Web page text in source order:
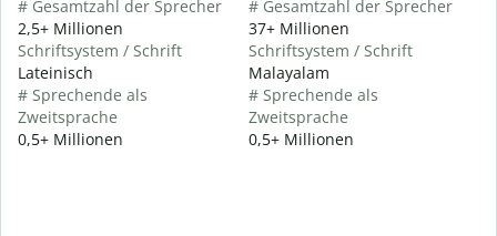
# Gesamtzahl der Sprecher
2,5+ Millionen
Schriftsystem / Schrift
Lateinisch
# Sprechende als
Zweitsprache
0,5+ Millionen
# Gesamtzahl der Sprecher
37+ Millionen
Schriftsystem / Schrift
Malayalam
# Sprechende als
Zweitsprache
0,5+ Millionen